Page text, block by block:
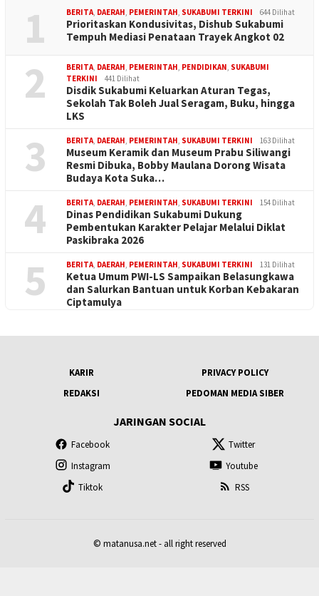
1 BERITA, DAERAH, PEMERINTAH, SUKABUMI TERKINI 644 Dilihat
Prioritaskan Kondusivitas, Dishub Sukabumi
Tempuh Mediasi Penataan Trayek Angkot 02
2 BERITA, DAERAH, PEMERINTAH, PENDIDIKAN, SUKABUMI
TERKINI
441 Dilihat
Disdik Sukabumi Keluarkan Aturan Tegas,
Sekolah Tak Boleh Jual Seragam, Buku, hingga
LKS
3 BERITA, DAERAH, PEMERINTAH, SUKABUMI TERKINI 163 Dilihat
Museum Keramik dan Museum Prabu Siliwangi
Resmi Dibuka, Bobby Maulana Dorong Wisata
Budaya Kota Suka…
4 BERITA, DAERAH, PEMERINTAH, SUKABUMI TERKINI 154 Dilihat
Dinas Pendidikan Sukabumi Dukung
Pembentukan Karakter Pelajar Melalui Diklat
Paskibraka 2026
5 BERITA, DAERAH, PEMERINTAH, SUKABUMI TERKINI 131 Dilihat
Ketua Umum PWI-LS Sampaikan Belasungkawa
dan Salurkan Bantuan untuk Korban Kebakaran
Ciptamulya
KARIR
PRIVACY POLICY
REDAKSI
PEDOMAN MEDIA SIBER
JARINGAN SOCIAL
Facebook
Twitter
Instagram
Youtube
Tiktok
RSS
© matanusa.net - all right reserved